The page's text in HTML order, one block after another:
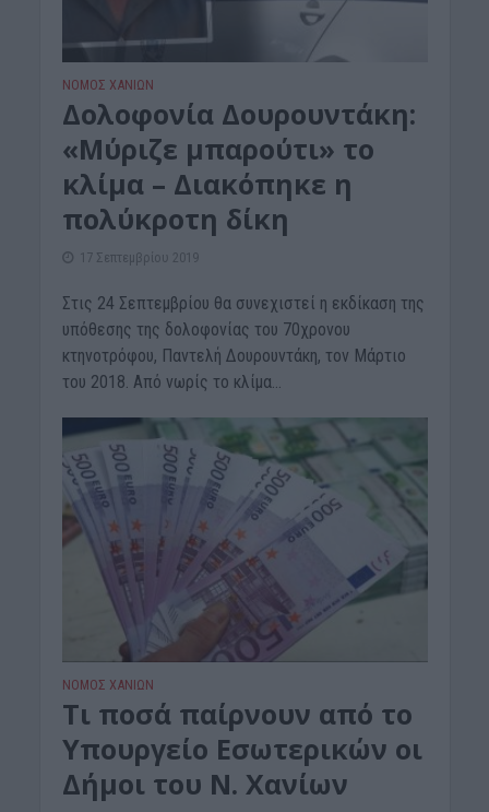
ΝΟΜΌΣ ΧΑΝΊΩΝ
Δολοφονία Δουρουντάκη:
«Μύριζε μπαρούτι» το
κλίμα – Διακόπηκε η
πολύκροτη δίκη
17 Σεπτεμβρίου 2019
Στις 24 Σεπτεμβρίου θα συνεχιστεί η εκδίκαση της
υπόθεσης της δολοφονίας του 70χρονου
κτηνοτρόφου, Παντελή Δουρουντάκη, τον Μάρτιο
του 2018. Από νωρίς το κλίμα...
ΝΟΜΌΣ ΧΑΝΊΩΝ
Τι ποσά παίρνουν από το
Υπουργείο Εσωτερικών οι
Δήμοι του Ν. Χανίων